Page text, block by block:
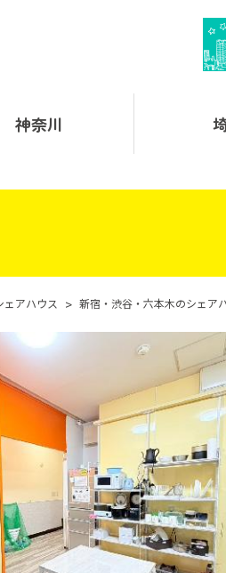
神奈川
ェアハウス > 新宿・渋谷・六本木のシェア